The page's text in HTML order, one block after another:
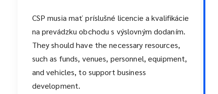
CSP musia mať príslušné licencie a kvalifikácie
na prevádzku obchodu s výslovným dodaním.
They should have the necessary resources,
such as funds, venues, personnel, equipment,
and vehicles, to support business
development.